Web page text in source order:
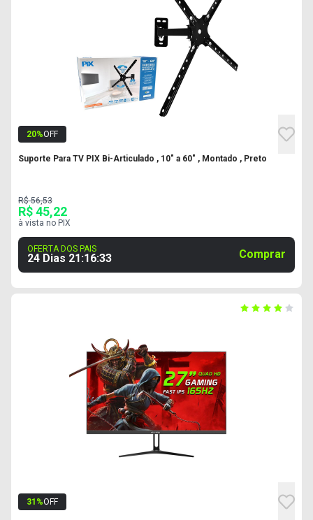
20%OFF
Suporte Para TV PIX Bi-Articulado , 10" a 60" , Montado , Preto
R$ 56,53
R$ 45,22
à vista no PIX
OFERTA DOS PAIS
24 Dias 21:16:32 Comprar
31 %OFF